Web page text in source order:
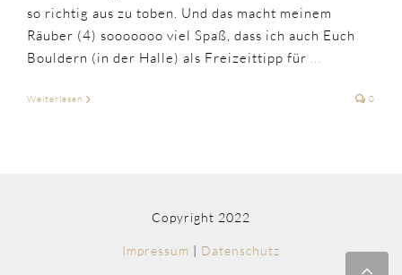
so richtig aus zu toben. Und das macht meinem
Räuber (4) sooooooo viel Spaß, dass ich auch Euch
Bouldern (in der Halle) als Freizeittipp für ...
Weiterlesen 0
Copyright 2022
Impressum | Datenschutz